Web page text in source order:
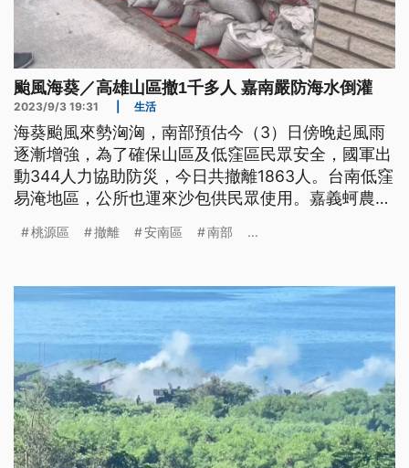
颱風海葵／高雄山區撤1千多人 嘉南嚴防海水倒灌
2023/9/3 19:31 生活
海葵颱風來勢洶洶，南部預估今（3）日傍晚起風雨
逐漸增強，為了確保山區及低窪區民眾安全，國軍出
動344人力協助防災，今日共撤離1863人。台南低窪
易淹地區，公所也運來沙包供民眾使用。嘉義蚵農一
擋水板，防止海水倒灌。
桃源區 撤離 安南區 南部 ...